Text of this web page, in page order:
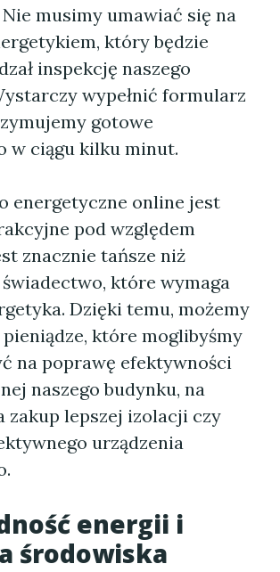
musimy umawiać się na
który będzie
inspekcję naszego
wypełnić formularz
gotowe
w ciągu kilku minut.
energetyczne online jest
pod względem
znacznie tańsze niż
które wymaga
Dzięki temu, możemy
które moglibyśmy
na poprawę efektywności
naszego budynku, na
zakup lepszej izolacji czy
urządzenia
energii i
środowiska